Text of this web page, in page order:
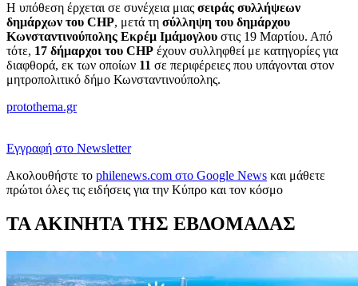
Η υπόθεση έρχεται σε συνέχεια μιας σειράς συλλήψεων
δημάρχων του CHP, μετά τη σύλληψη του δημάρχου
Κωνσταντινούπολης Εκρέμ Ιμάμογλου στις 19 Μαρτίου. Από
τότε, 17 δήμαρχοι του CHP έχουν συλληφθεί με κατηγορίες για
διαφθορά, εκ των οποίων 11 σε περιφέρειες που υπάγονται στον
μητροπολιτικό δήμο Κωνσταντινούπολης.
protothema.gr
Εγγραφή στο Newsletter
Ακολουθήστε το philenews.com στο Google News και μάθετε
πρώτοι όλες τις ειδήσεις για την Κύπρο και τον κόσμο
ΤΑ ΑΚΙΝΗΤΑ ΤΗΣ ΕΒΔΟΜΑΔΑΣ